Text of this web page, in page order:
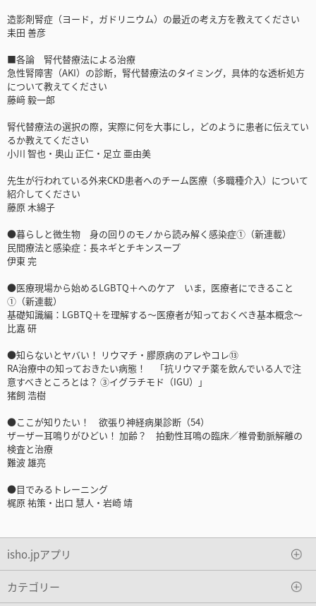
造影剤腎症（ヨード，ガドリニウム）の最近の考え方を教えてください
耒田 善彦
■各論 腎代替療法による治療
急性腎障害（AKI）の診断，腎代替療法のタイミング，具体的な透析処方
について教えてください
藤﨑 毅一郎
腎代替療法の選択の際，実際に何を大事にし，どのように患者に伝えてい
るか教えてください
小川 智也・奥山 正仁・足立 亜由美
先生が行われている外来CKD患者へのチーム医療（多職種介入）について
紹介してください
藤原 木綿子
●暮らしと微生物 身の回りのモノから読み解く感染症①（新連載）
民間療法と感染症：長ネギとチキンスープ
伊東 完
●医療現場から始めるLGBTQ＋へのケア いま，医療者にできること
①（新連載）
基礎知識編：LGBTQ＋を理解する～医療者が知っておくべき基本概念～
比嘉 研
●知らないとヤバい！ リウマチ・膠原病のアレやコレ⑬
RA治療中の知っておきたい病態！ 「抗リウマチ薬を飲んでいる人で注
意すべきところとは？ ③イグラチモド（IGU）」
猪飼 浩樹
●ここが知りたい！ 欲張り神経病巣診断（54）
ザーザー耳鳴りがひどい！ 加齢？ 拍動性耳鳴の臨床／椎骨動脈解離の
検査と治療
難波 雄亮
●目でみるトレーニング
梶原 祐策・出口 慧人・岩崎 靖
isho.jpアプリ
カテゴリー